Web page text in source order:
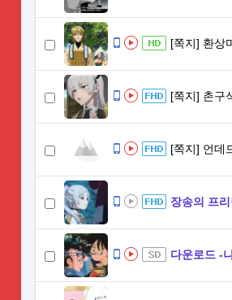
[쪽지] 환상
[쪽지] 촌구
[쪽지] 언데
장송의 프
다운로드 -